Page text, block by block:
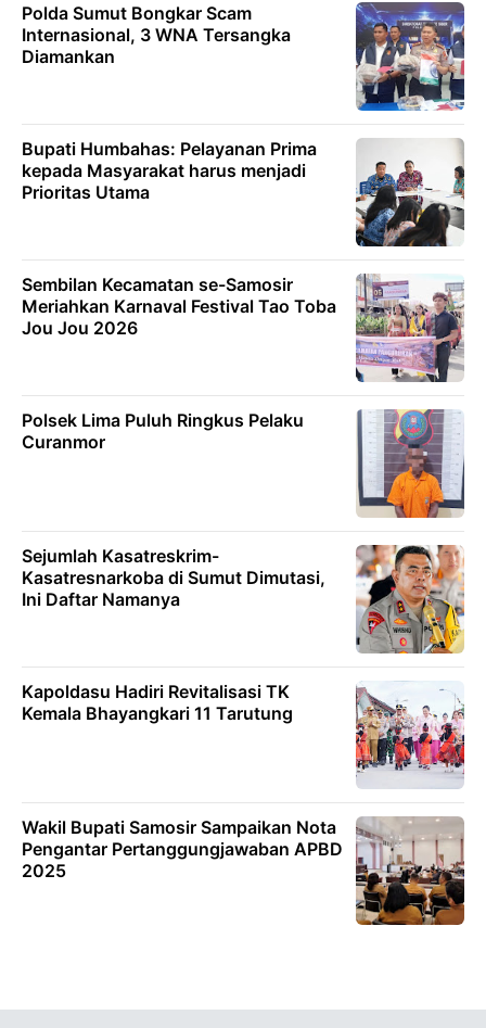
Polda Sumut Bongkar Scam
Internasional, 3 WNA Tersangka
Diamankan
Bupati Humbahas: Pelayanan Prima
kepada Masyarakat harus menjadi
Prioritas Utama
Sembilan Kecamatan se-Samosir
Meriahkan Karnaval Festival Tao Toba
Jou Jou 2026
Polsek Lima Puluh Ringkus Pelaku
Curanmor
Sejumlah Kasatreskrim-
Kasatresnarkoba di Sumut Dimutasi,
Ini Daftar Namanya
Kapoldasu Hadiri Revitalisasi TK
Kemala Bhayangkari 11 Tarutung
Wakil Bupati Samosir Sampaikan Nota
Pengantar Pertanggungjawaban APBD
2025